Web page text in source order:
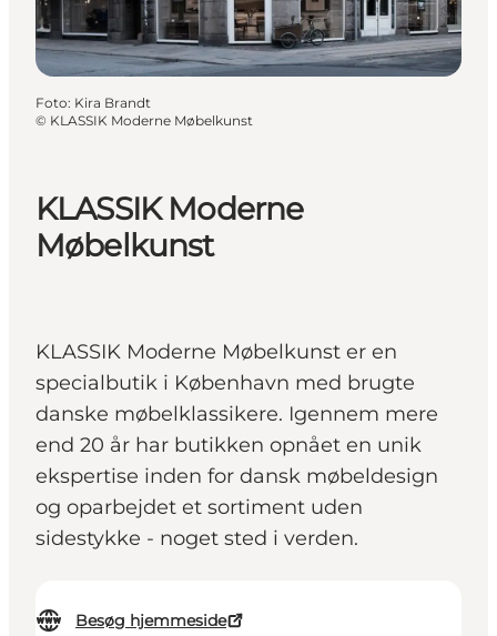
Copenhagen Card
KLASSIK Moderne
Møbelkunst
KLASSIK Moderne Møbelkunst er en
specialbutik i København med brugte
danske møbelklassikere. Igennem mere
end 20 år har butikken opnået en unik
ekspertise inden for dansk møbeldesign
og oparbejdet et sortiment uden
sidestykke - noget sted i verden.
Besøg hjemmeside
Foto: Kira Brandt
© KLASSIK Moderne Møbelkunst